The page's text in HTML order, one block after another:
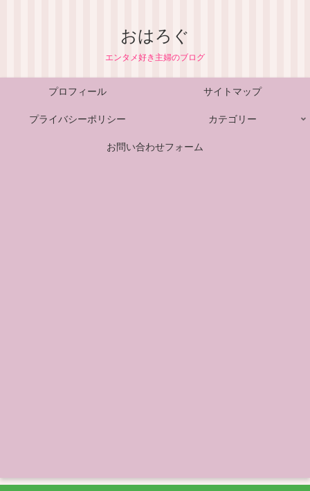
おはろぐ
エンタメ好き主婦のブログ
プロフィール サイトマップ
プライバシーポリシー カテゴリー
お問い合わせフォーム